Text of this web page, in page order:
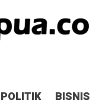
POLITIK BISNIS
Polri Patroli 2×24 jam di
5 Sentani Terbakar